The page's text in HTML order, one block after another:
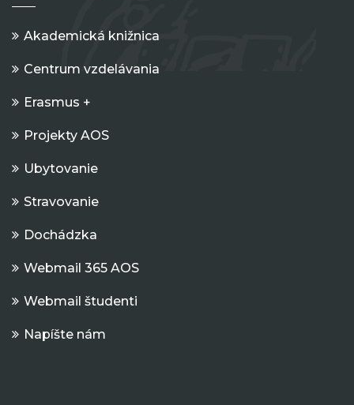
Akademická knižnica
Centrum vzdelávania
Erasmus +
Projekty AOS
Ubytovanie
Stravovanie
Dochádzka
Webmail 365 AOS
Webmail študenti
Napíšte nám